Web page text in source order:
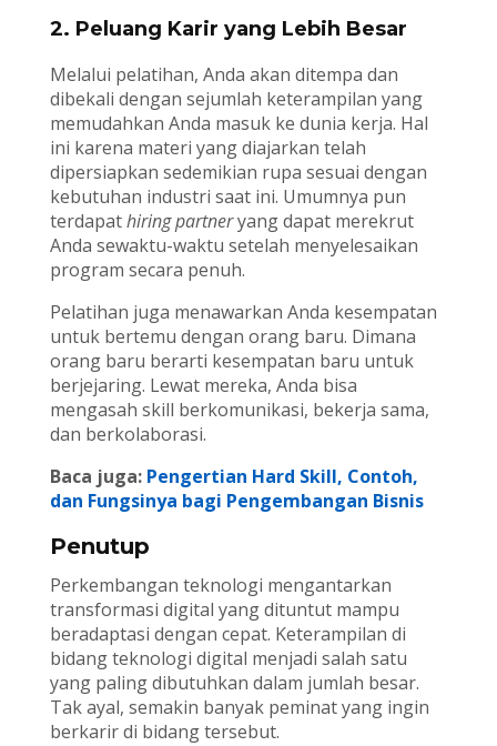
2. Peluang Karir yang Lebih Besar
Melalui pelatihan, Anda akan ditempa dan
dibekali dengan sejumlah keterampilan yang
memudahkan Anda masuk ke dunia kerja. Hal
ini karena materi yang diajarkan telah
dipersiapkan sedemikian rupa sesuai dengan
kebutuhan industri saat ini. Umumnya pun
terdapathiring partneryang dapat merekrut
Anda sewaktu-waktu setelah menyelesaikan
program secara penuh.
Pelatihan juga menawarkan Anda kesempatan
untuk bertemu dengan orang baru. Dimana
orang baru berarti kesempatan baru untuk
berjejaring. Lewat mereka, Anda bisa
mengasah skill berkomunikasi, bekerja sama,
dan berkolaborasi.
Baca juga: Pengertian Hard Skill, Contoh,
dan Fungsinya bagi Pengembangan Bisnis
Penutup
Perkembangan teknologi mengantarkan
transformasi digital yang dituntut mampu
beradaptasi dengan cepat. Keterampilan di
bidang teknologi digital menjadi salah satu
yang paling dibutuhkan dalam jumlah besar.
Tak ayal, semakin banyak peminat yang ingin
berkarir di bidang tersebut.